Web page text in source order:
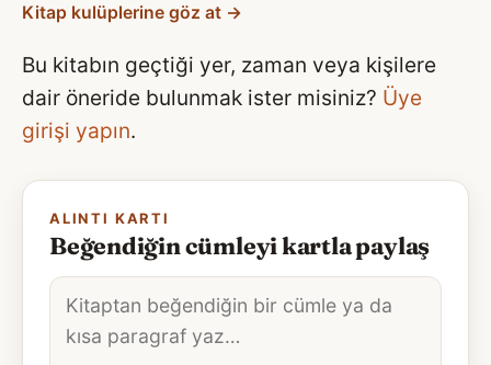
Kitap kulüplerine göz at →
Bu kitabın geçtiği yer, zaman veya kişilere
dair öneride bulunmak ister misiniz? Üye
girişi yapın.
ALINTI KARTI
Beğendiğin cümleyi kartla paylaş
Alıntı
metni